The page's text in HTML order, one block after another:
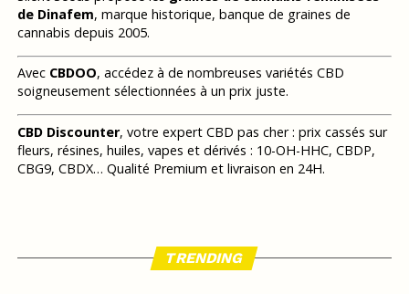
de Dinafem, marque historique, banque de graines de
cannabis depuis 2005.
Avec CBDOO, accédez à de nombreuses variétés CBD
soigneusement sélectionnées à un prix juste.
CBD Discounter, votre expert CBD pas cher : prix cassés sur
fleurs, résines, huiles, vapes et dérivés : 10-OH-HHC, CBDP,
CBG9, CBDX… Qualité Premium et livraison en 24H.
TRENDING